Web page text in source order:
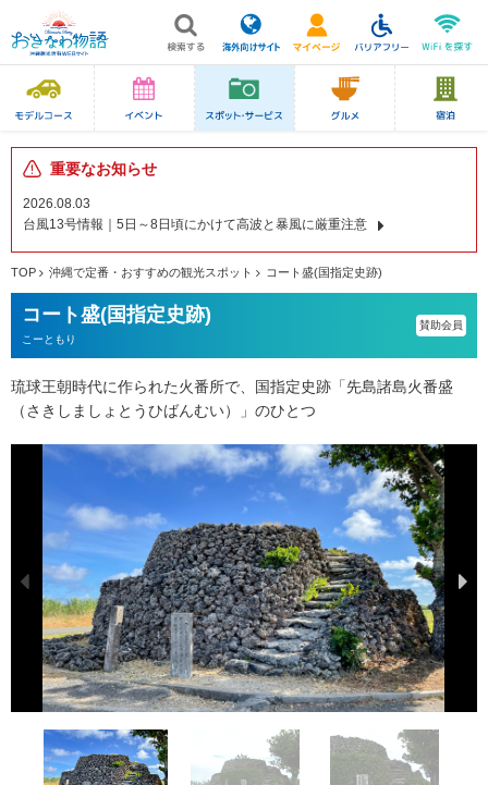
重要なお知らせ
2026.08.03
台風13号情報｜5日～8日頃にかけて高波と暴風に厳重注意
TOP 沖縄で定番・おすすめの観光スポット コート盛(国指定史跡)
コート盛(国指定史跡)
こーともり
賛助会員
琉球王朝時代に作られた火番所で、国指定史跡「先島諸島火番盛
（さきしましょとうひばんむい）」のひとつ